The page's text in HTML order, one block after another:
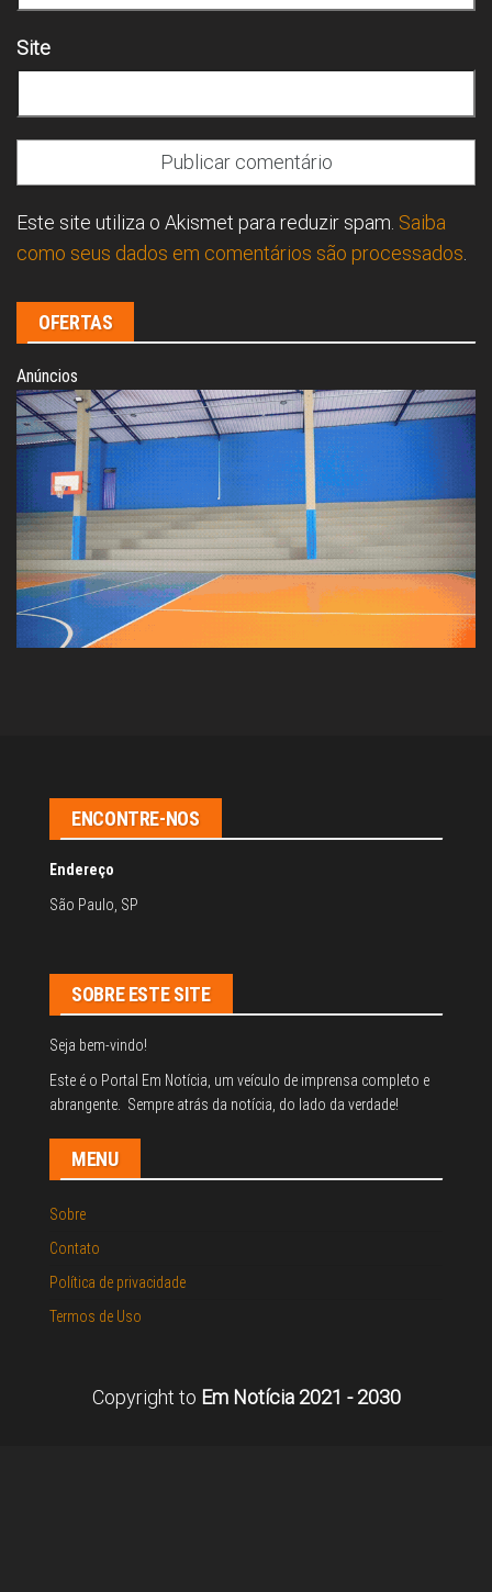
Site
Este site utiliza o Akismet para reduzir spam. Saiba
como seus dados em comentários são processados
OFERTAS
Anúncios
ENCONTRE-NOS
Endereço
São Paulo, SP
SOBRE ESTE SITE
Seja bem-vindo!
Este é o Portal Em Notícia, um veículo de imprensa completo e
abrangente. Sempre atrás da notícia, do lado da verdade!
MENU
Sobre
Contato
Política de privacidade
Termos de Uso
Copyright to Em Notícia 2021 - 2030